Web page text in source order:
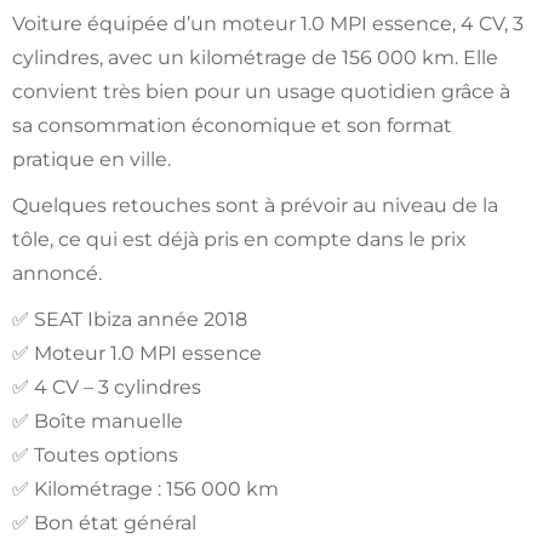
Voiture équipée d’un moteur 1.0 MPI essence, 4 CV, 3
cylindres, avec un kilométrage de 156 000 km. Elle
convient très bien pour un usage quotidien grâce à
sa consommation économique et son format
pratique en ville.
Quelques retouches sont à prévoir au niveau de la
tôle, ce qui est déjà pris en compte dans le prix
annoncé.
✅ SEAT Ibiza année 2018
✅ Moteur 1.0 MPI essence
✅ 4 CV – 3 cylindres
✅ Boîte manuelle
✅ Toutes options
✅ Kilométrage : 156 000 km
✅ Bon état général